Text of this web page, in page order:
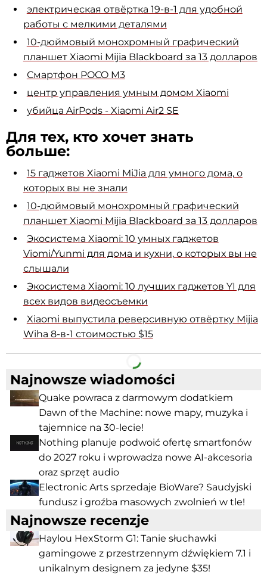
электрическая отвёртка 19-в-1 для удобной
работы с мелкими деталями
10-дюймовый монохромный графический
планшет Xiaomi Mijia Blackboard за 13 долларов
Смартфон POCO M3
центр управления умным домом Xiaomi
убийца AirPods - Xiaomi Air2 SE
Для тех, кто хочет знать
больше:
15 гаджетов Xiaomi MiJia для умного дома, о
которых вы не знали
10-дюймовый монохромный графический
планшет Xiaomi Mijia Blackboard за 13 долларов
Экосистема Xiaomi: 10 умных гаджетов
Viomi/Yunmi для дома и кухни, о которых вы не
слышали
Экосистема Xiaomi: 10 лучших гаджетов YI для
всех видов видеосъемки
Xiaomi выпустила реверсивную отвёртку Mijia
Wiha 8-в-1 стоимостью $15
Facebook Telegram
Najnowsze wiadomości
Quake powraca z darmowym dodatkiem
Dawn of the Machine: nowe mapy, muzyka i
tajemnice na 30-lecie!
Nothing planuje podwoić ofertę smartfonów
do 2027 roku i wprowadza nowe AI-akcesoria
oraz sprzęt audio
Electronic Arts sprzedaje BioWare? Saudyjski
fundusz i groźba masowych zwolnień w tle!
Najnowsze recenzje
Haylou HexStorm G1: Tanie słuchawki
gamingowe z przestrzennym dźwiękiem 7.1 i
unikalnym designem za jedyne $35!